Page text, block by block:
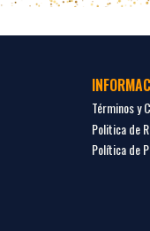
Términos y
Politica de
Política de